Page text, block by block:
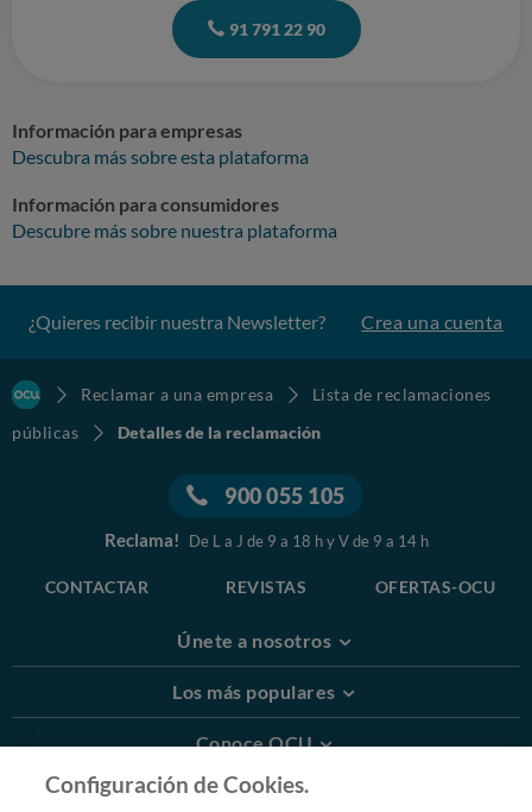
91 791 22 90
Información para empresas
Descubra más sobre esta plataforma
Información para consumidores
Descubre más sobre nuestra plataforma
¿Quieres recibir nuestra Newsletter? Crea una cuenta
Reclamar a una empresa
Lista de reclamaciones
públicas
Detalles de la reclamación
900 055 105
Reclama! De L a J de 9 a 18 h y V de 9 a 14 h
CONTACTAR REVISTAS OFERTAS-OCU
Únete a nosotros
Los más populares
Conoce OCU
Más Información
Configuración de Cookies.